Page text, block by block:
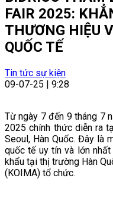
FAIR 2025:
THƯƠNG HIỆU
QUỐC TẾ
Tin tức sự kiện
09-07-25 | 9:28
Từ ngày 7 đến 9 tháng 7
2025 chính thức diễn ra
Seoul, Hàn Quốc. Đây là
quốc tế uy tín và lớn
khẩu tại thị trường Hàn
(KOIMA) tổ chức.